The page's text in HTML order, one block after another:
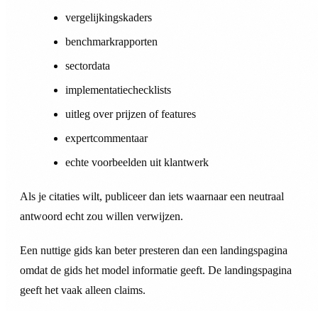
vergelijkingskaders
benchmarkrapporten
sectordata
implementatiechecklists
uitleg over prijzen of features
expertcommentaar
echte voorbeelden uit klantwerk
Als je citaties wilt, publiceer dan iets waarnaar een neutraal
antwoord echt zou willen verwijzen.
Een nuttige gids kan beter presteren dan een landingspagina
omdat de gids het model informatie geeft. De landingspagina
geeft het vaak alleen claims.